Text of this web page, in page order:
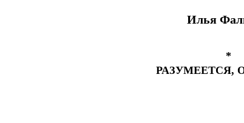
Илья
*
РАЗУМЕЕТСЯ,